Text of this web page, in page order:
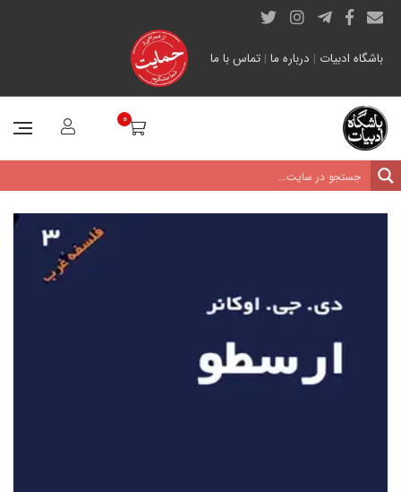
باشگاه ادبیات | درباره ما | تماس با ما
0